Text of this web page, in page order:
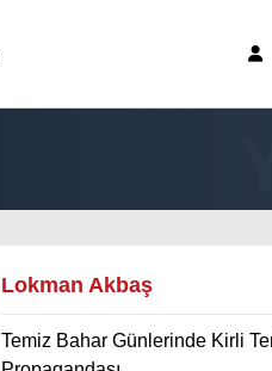
Lokman Akbaş
Temiz Bahar Günlerinde Kirli